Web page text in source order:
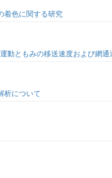
着色に関する研究
動ともみの移送速度および網
析について